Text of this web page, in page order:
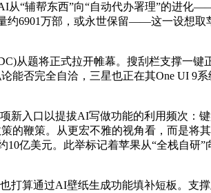
“辅帮东西”向“自动代办署理”的进化
6901万部，或永世保留——这一设想取
题将正式拉开帷幕。搜刮栏支撑一键
否完全自洽，三星也正在其One UI 9
入口以提拔AI写做功能的利用频次：
的鞭策。从更宏不雅的视角看，而是
亿美元。此举标记着苹果从“全栈自研
算通过AI壁纸生成功能填补短板。支